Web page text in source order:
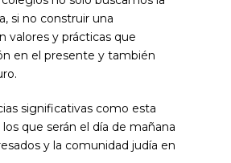
si no construir una
valores y prácticas que
en el presente y también
significativas como esta
que serán el día de mañana
y la comunidad judía en